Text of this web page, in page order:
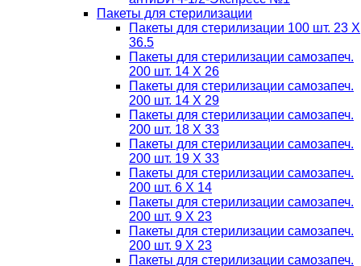
Пакеты для стерилизации
Пакеты для стерилизации 100 шт. 23 Х
36.5
Пакеты для стерилизации самозапеч.
200 шт. 14 Х 26
Пакеты для стерилизации самозапеч.
200 шт. 14 Х 29
Пакеты для стерилизации самозапеч.
200 шт. 18 Х 33
Пакеты для стерилизации самозапеч.
200 шт. 19 Х 33
Пакеты для стерилизации самозапеч.
200 шт. 6 Х 14
Пакеты для стерилизации самозапеч.
200 шт. 9 Х 23
Пакеты для стерилизации самозапеч.
200 шт. 9 Х 23
Пакеты для стерилизации самозапеч.